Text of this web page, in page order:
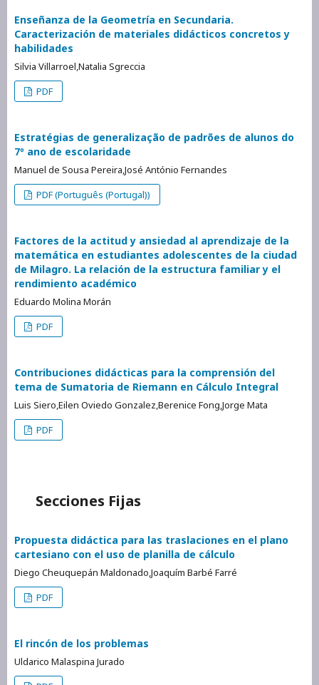
Enseñanza de la Geometría en Secundaria.
Caracterización de materiales didácticos concretos y
habilidades
Silvia Villarroel,Natalia Sgreccia
PDF
Estratégias de generalização de padrões de alunos do
7º ano de escolaridade
Manuel de Sousa Pereira,José António Fernandes
PDF (Português (Portugal))
Factores de la actitud y ansiedad al aprendizaje de la
matemática en estudiantes adolescentes de la ciudad
de Milagro. La relación de la estructura familiar y el
rendimiento académico
Eduardo Molina Morán
PDF
Contribuciones didácticas para la comprensión del
tema de Sumatoria de Riemann en Cálculo Integral
Luis Siero,Eilen Oviedo Gonzalez,Berenice Fong,Jorge Mata
PDF
Secciones Fijas
Propuesta didáctica para las traslaciones en el plano
cartesiano con el uso de planilla de cálculo
Diego Cheuquepán Maldonado,Joaquím Barbé Farré
PDF
El rincón de los problemas
Uldarico Malaspina Jurado